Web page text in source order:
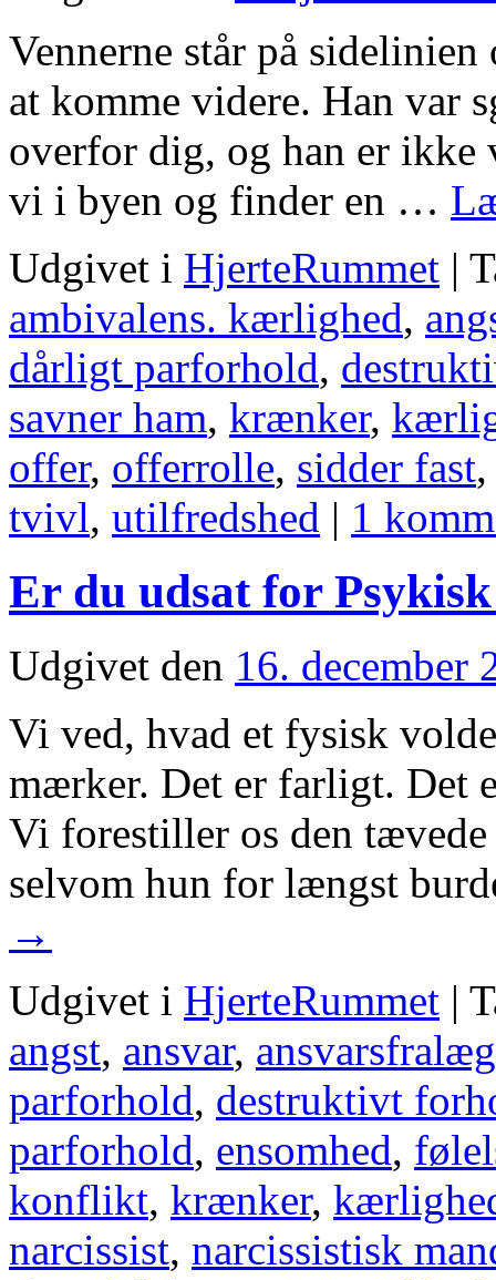
Vennerne står på sidelinien
at komme videre. Han var
overfor dig, og han er
vi i byen og finder en …
Udgivet i HjerteRummet |
ambivalens. kærlighed,
dårligt parforhold,
savner ham, krænker,
offer, offerrolle, sidder fast
tvivl, utilfredshed | 1
Er du udsat for
Udgivet den 16. december
Vi ved, hvad et fysisk
mærker. Det er farligt. Det
Vi forestiller os den
selvom hun for længst
→
Udgivet i HjerteRummet |
angst, ansvar,
parforhold, destruktivt
parforhold, ensomhed,
konflikt, krænker,
narcissist, narcissistisk